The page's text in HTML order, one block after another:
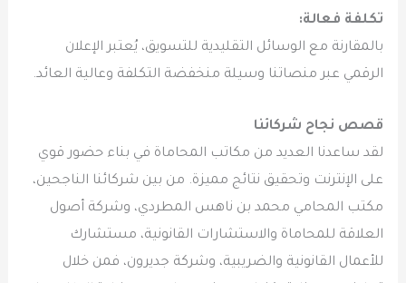
تكلفة فعالة:
بالمقارنة مع الوسائل التقليدية للتسويق، يُعتبر الإعلان
الرقمي عبر منصاتنا وسيلة منخفضة التكلفة وعالية العائد.
قصص نجاح شركائنا
لقد ساعدنا العديد من مكاتب المحاماة في بناء حضور قوي
على الإنترنت وتحقيق نتائج مميزة. من بين شركائنا الناجحين،
مكتب المحامي محمد بن ناهس المطردي، وشركة أصول
العلاقة للمحاماة والاستشارات القانونية، مستشارك
للأعمال القانونية والضريبية، وشركة جديرون، فمن خلال